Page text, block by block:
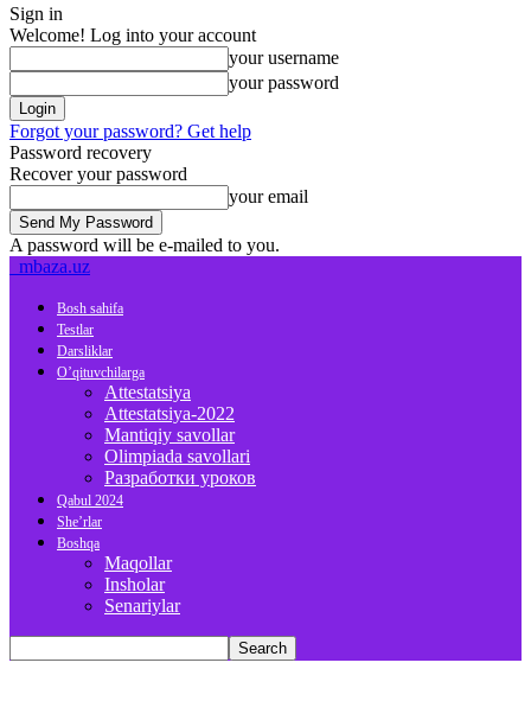
Sign in
Welcome! Log into your account
your username
your password
Forgot your password? Get help
Password recovery
Recover your password
your email
A password will be e-mailed to you.
mbaza.uz
Bosh sahifa
Testlar
Darsliklar
O’qituvchilarga
Attestatsiya
Attestatsiya-2022
Mantiqiy savollar
Olimpiada savollari
Разработки уроков
Qabul 2024
She’rlar
Boshqa
Maqollar
Insholar
Senariylar